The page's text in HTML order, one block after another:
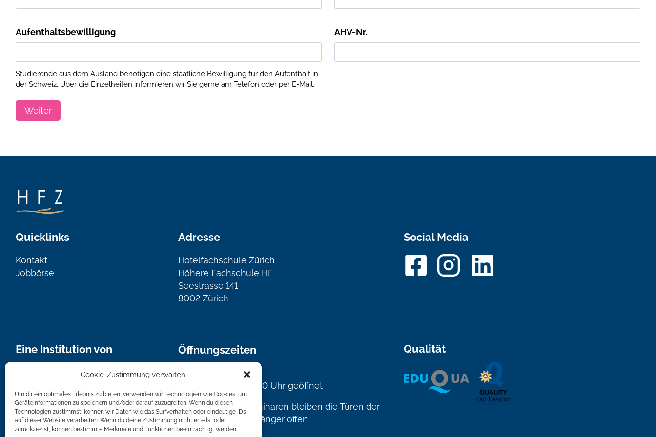
Cookie-Zustimmung verwalten
Um dir ein optimales Erlebnis zu bieten, verwenden wir Technologien wie Cookies, um
Geräteinformationen zu speichern und/oder darauf zuzugreifen. Wenn du diesen
Technologien zustimmst, können wir Daten wie das Surfverhalten oder eindeutige IDs
auf dieser Website verarbeiten. Wenn du deine Zustimmung nicht erteilst oder
zurückziehst, können bestimmte Merkmale und Funktionen beeinträchtigt werden.
t
J
J
Aufenthaltsbewilligung
Studierende aus dem Ausland benötigen eine staatliche Bewilligung für den Aufenthalt in
der Schweiz. Über die Einzelheiten informieren wir Sie gerne am Telefon oder per E-Mail.
AHV-Nr.
Quicklinks
Kontakt
Jobbörse
Eine Institution von
Adresse
Hotelfachschule Zürich
Höhere Fachschule HF
Seestrasse 141
8002 Zürich
Öffnungszeiten
Montag bis Freitag
von 7.00 Uhr bis 17.00 Uhr geöffnet
Bei Kursen und Seminaren bleiben die Türen der
HFZ entsprechend länger offen
Social Media
Qualität